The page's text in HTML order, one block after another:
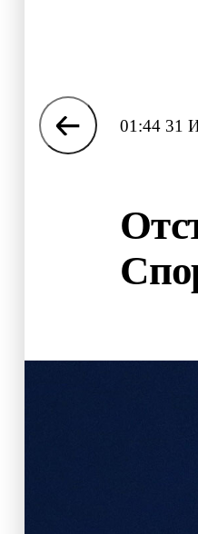
01:44 31